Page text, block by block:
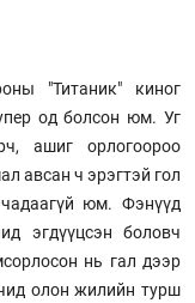
"Титаник" киног
од болсон юм. Уг
ашиг орлогоороо
авсан ч эрэгтэй гол
юм. Фэнүүд
эгдүүцсэн боловч
нь гал дээр
олон жилийн турш